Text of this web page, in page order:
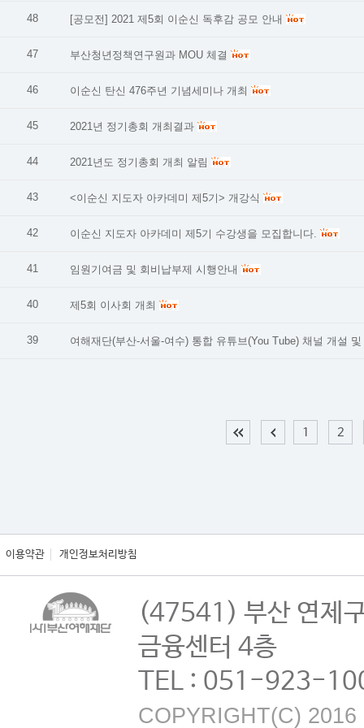
48 [공모전] 2021 제5회 이순신 독후감 공모 안내
47 부산청년정책연구원과 MOU 체결
46 이순신 탄신 476주년 기념세미나 개최
45 2021년 정기총회 개최결과
44 2021년도 정기총회 개최 알림
43 <이순신 지도자 아카데미 제5기> 개강식
42 이순신 지도자 아카데미 제5기 수강생을 모집합니다.
41 임원기여금 및 회비납부제 시행안내
40 제5회 이사회 개최
39 여해재단(부산-서울-여수) 통합 유튜브(You Tube) 채널 개설
1 2
이용약관 개인정보처리방침
(47541) 부산 연제
금융센터 4층
TEL : 051-923-
COPYRIGHT(C)